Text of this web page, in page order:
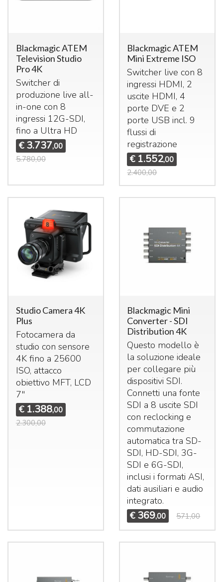
Blackmagic ATEM
Television Studio
Pro 4K
Switcher di
produzione live all-
in-one con 8
ingressi 12G-SDI,
fino a Ultra HD
€ 3.737,00
5.780,00
Blackmagic ATEM
Mini Extreme ISO
Switcher live con 8
ingressi HDMI, 2
uscite HDMI, 4
porte DVE e 2
porte USB incl. 9
flussi di
registrazione
€ 1.552,00
2.400,00
Studio Camera 4K
Plus
Fotocamera da
studio con sensore
4K fino a 25600
ISO, attacco
obiettivo MFT, LCD
7"
€ 1.388,00
2.300,00
Blackmagic Mini
Converter - SDI
Distribution 4K
Questo modello è
la soluzione ideale
per collegare più
dispositiviSDI.
Connetti una fonte
SDI a 8 usciteSDI
con reclocking e
commutazione
automatica tra SD-
SDI, HD-SDI, 3G-
SDI e 6G-SDI,
inclusi i formatiASI,
dati ausiliari e audio
integrato.
€ 369,00 571,00